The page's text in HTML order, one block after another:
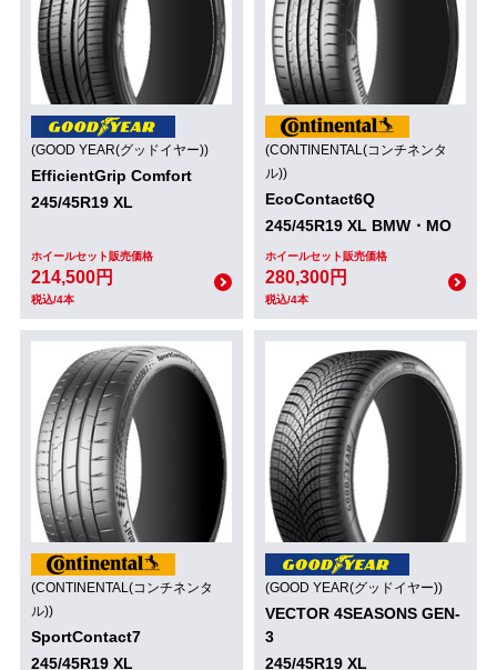
(GOOD YEAR(グッドイヤー))
EfficientGrip Comfort
245/45R19 XL
ホイールセット販売価格
214,500円
税込/4本
(CONTINENTAL(コンチネンタ
ル))
EcoContact6Q
245/45R19 XL BMW・MO
ホイールセット販売価格
280,300円
税込/4本
(CONTINENTAL(コンチネンタ
ル))
SportContact7
245/45R19 XL
(GOOD YEAR(グッドイヤー))
VECTOR 4SEASONS GEN-
3
245/45R19 XL